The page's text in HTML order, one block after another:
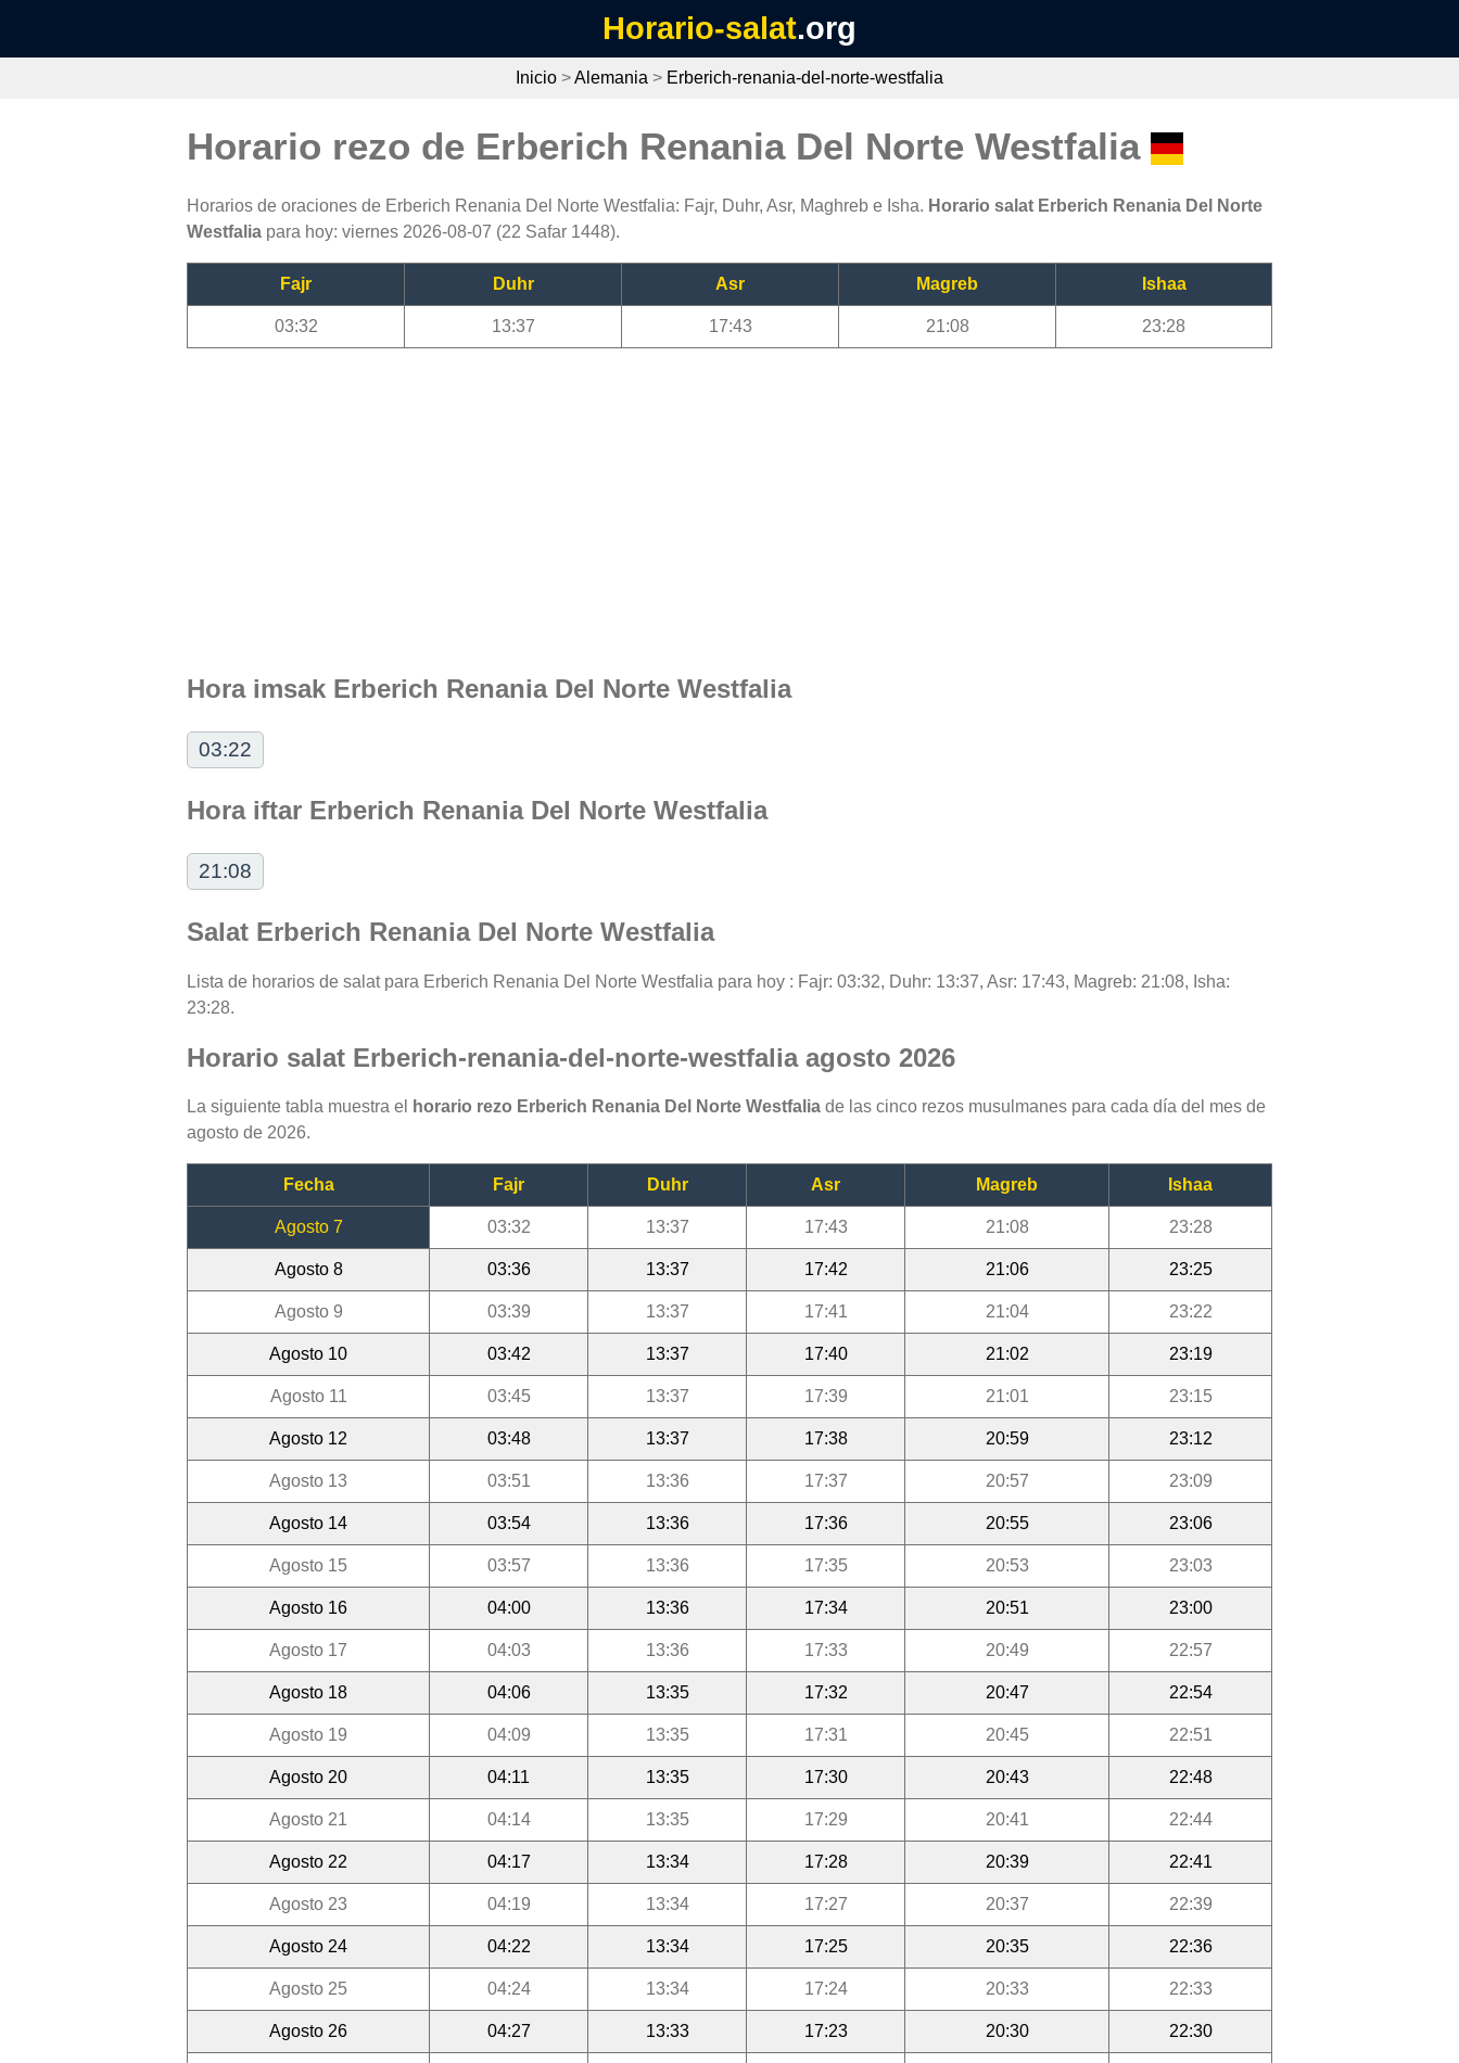
Horario-salat.org
Inicio >Alemania > Erberich-renania-del-norte-westfalia
Horario rezo de Erberich Renania Del Norte Westfalia
Horarios de oraciones de Erberich Renania Del Norte Westfalia: Fajr, Duhr, Asr, Maghreb e Isha. Horario salat Erberich Renania Del Norte
Westfalia para hoy: viernes 2026-08-07 (22 Safar 1448).
Fajr Duhr Asr Magreb Ishaa
03:32 13:37 17:43 21:08 23:28
Hora imsak Erberich Renania Del Norte Westfalia
03:22
Hora iftar Erberich Renania Del Norte Westfalia
21:08
Salat Erberich Renania Del Norte Westfalia
Lista de horarios de salat para Erberich Renania Del Norte Westfalia para hoy : Fajr: 03:32, Duhr: 13:37, Asr: 17:43, Magreb: 21:08, Isha:
23:28.
Horario salat Erberich-renania-del-norte-westfalia agosto 2026
La siguiente tabla muestra el horario rezo Erberich Renania Del Norte Westfalia de las cinco rezos musulmanes para cada día del mes de
agosto de 2026.
Fecha Fajr Duhr Asr Magreb Ishaa
Agosto 7 03:32 13:37 17:43 21:08 23:28
Agosto 8 03:36 13:37 17:42 21:06 23:25
Agosto 9 03:39 13:37 17:41 21:04 23:22
Agosto 10 03:42 13:37 17:40 21:02 23:19
Agosto 11 03:45 13:37 17:39 21:01 23:15
Agosto 12 03:48 13:37 17:38 20:59 23:12
Agosto 13 03:51 13:36 17:37 20:57 23:09
Agosto 14 03:54 13:36 17:36 20:55 23:06
Agosto 15 03:57 13:36 17:35 20:53 23:03
Agosto 16 04:00 13:36 17:34 20:51 23:00
Agosto 17 04:03 13:36 17:33 20:49 22:57
Agosto 18 04:06 13:35 17:32 20:47 22:54
Agosto 19 04:09 13:35 17:31 20:45 22:51
Agosto 20 04:11 13:35 17:30 20:43 22:48
Agosto 21 04:14 13:35 17:29 20:41 22:44
Agosto 22 04:17 13:34 17:28 20:39 22:41
Agosto 23 04:19 13:34 17:27 20:37 22:39
Agosto 24 04:22 13:34 17:25 20:35 22:36
Agosto 25 04:24 13:34 17:24 20:33 22:33
Agosto 26 04:27 13:33 17:23 20:30 22:30